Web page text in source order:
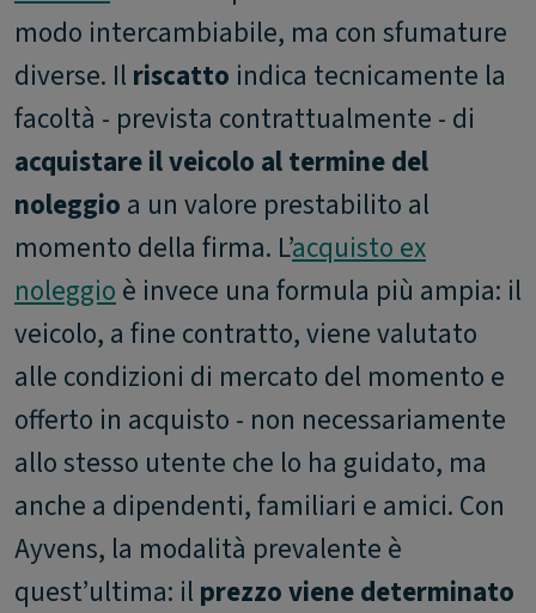
modo intercambiabile, ma con sfumature
diverse. Il riscatto indica tecnicamente la
facoltà - prevista contrattualmente - di
acquistare il veicolo al termine del
noleggio a un valore prestabilito al
momento della firma. L’acquisto ex
noleggio è invece una formula più ampia: il
veicolo, a fine contratto, viene valutato
alle condizioni di mercato del momento e
offerto in acquisto - non necessariamente
allo stesso utente che lo ha guidato, ma
anche a dipendenti, familiari e amici. Con
Ayvens, la modalità prevalente è
quest’ultima: il prezzo viene determinato